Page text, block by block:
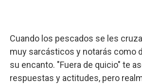
Cuando los pescados se les
muy sarcásticos y notarás como
su encanto. "Fuera de quicio" te
respuestas y actitudes, pero